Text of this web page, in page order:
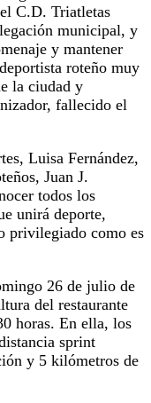
C.D. Triatletas
municipal, y
y mantener
roteño muy
la ciudad y
fallecido el
Luisa Fernández,
Juan J.
todos los
unirá deporte,
privilegiado como es
26 de julio de
del restaurante
horas. En ella, los
sprint
y 5 kilómetros de